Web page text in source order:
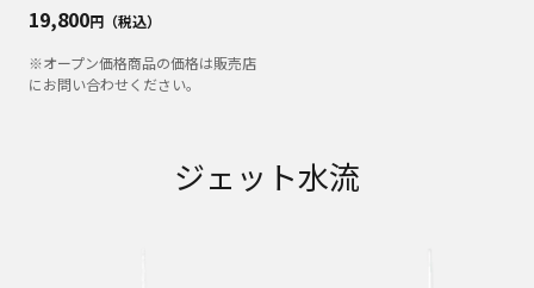
19,800円（税込）
※オープン価格商品の価格は販売店
にお問い合わせください。
ジェット水流